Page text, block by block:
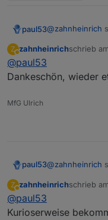
paul53@zahnheinrich
Z
Abwesend
zahnheinrichschrieb
zuletzt
@paul53
Dankeschön, wieder
MfG Ulrich
paul53@zahnheinrich
Z
Abwesend
zahnheinrichschrieb
zuletzt
@paul53
Kurioserweise